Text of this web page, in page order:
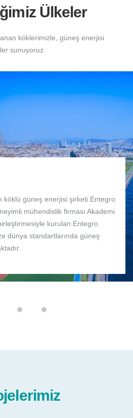
Ülkeler
köklerimizle, güneş enerjisi
sunuyoruz.
köklü güneş enerjisi şirketi Entegro
mühendislik firması Akademi
kurulan Entegro
dünya standartlarında güneş